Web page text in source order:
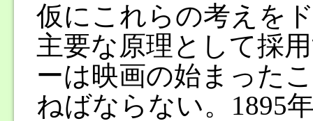
仮にこれらの考えを
主要な原理として採
ーは映画の始まった
ねばならない。1895